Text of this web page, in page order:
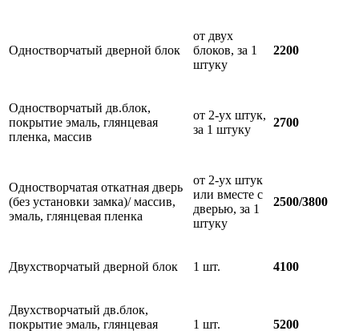
Одностворчатый дверной блок
от двух
блоков, за 1
штуку
2200
Одностворчатый дв.блок,
покрытие эмаль, глянцевая
пленка, массив
от 2-ух штук,
за 1 штуку
2700
Одностворчатая откатная дверь
(без установки замка)/ массив,
эмаль, глянцевая пленка
от 2-ух штук
или вместе с
дверью, за 1
штуку
2500/3800
Двухстворчатый дверной блок 1 шт. 4100
Двухстворчатый дв.блок,
покрытие эмаль, глянцевая
1 шт. 5200